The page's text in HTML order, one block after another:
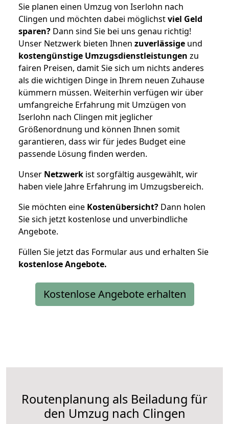
Sie planen einen Umzug von Iserlohn nach
Clingen und möchten dabei möglichstviel Geld
sparen? Dann sind Sie bei uns genau richtig!
Unser Netzwerk bieten Ihnen zuverlässige und
kostengünstige Umzugsdienstleistungen zu
fairen Preisen, damit Sie sich um nichts anderes
als die wichtigen Dinge in Ihrem neuen Zuhause
kümmern müssen. Weiterhin verfügen wir über
umfangreiche Erfahrung mit Umzügen von
Iserlohn nach Clingen mit jeglicher
Größenordnung und können Ihnen somit
garantieren, dass wir für jedes Budget eine
passende Lösung finden werden.
Unser Netzwerk ist sorgfältig ausgewählt, wir
haben viele Jahre Erfahrung im Umzugsbereich.
Sie möchten eine Kostenübersicht? Dann holen
Sie sich jetzt kostenlose und unverbindliche
Angebote.
Füllen Sie jetzt das Formular aus und erhalten Sie
kostenloseAngebote.
Kostenlose Angebote erhalten
Routenplanung als Beiladung für
den Umzug nach Clingen